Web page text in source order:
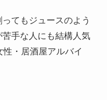
てもジュースのよう
手な人にも結構人気
・居酒屋アルバイ